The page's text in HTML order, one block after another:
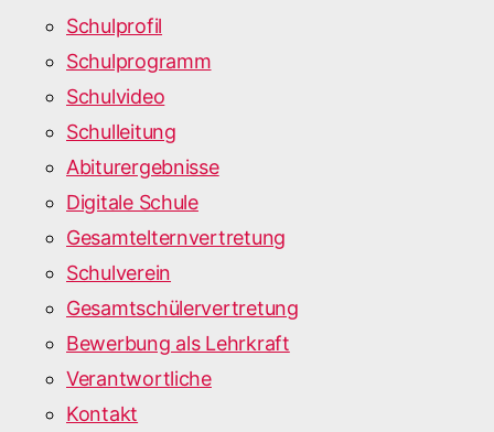
Schulprofil
Schulprogramm
Schulvideo
Schulleitung
Abiturergebnisse
Digitale Schule
Gesamtelternvertretung
Schulverein
Gesamtschülervertretung
Bewerbung als Lehrkraft
Verantwortliche
Kontakt